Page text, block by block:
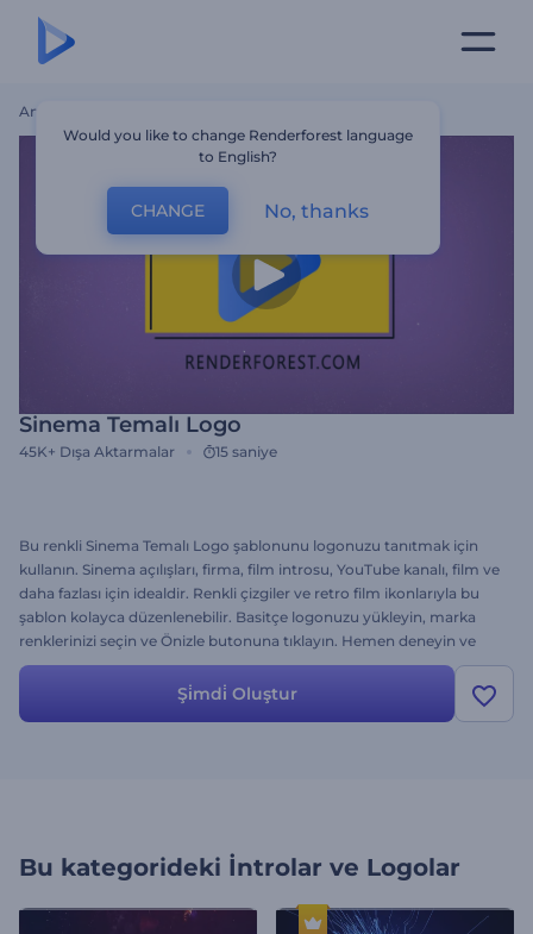
Ana Sayfa
Sinema Temalı Logo
45K+ Dışa Aktarmalar 15 saniye
Bu renkli Sinema Temalı Logo şablonunu logonuzu tanıtmak için
kullanın. Sinema açılışları, firma, film introsu, YouTube kanalı, film ve
daha fazlası için idealdir. Renkli çizgiler ve retro film ikonlarıyla bu
şablon kolayca düzenlenebilir. Basitçe logonuzu yükleyin, marka
renklerinizi seçin ve Önizle butonuna tıklayın. Hemen deneyin ve
Sinema Temalı Logo'nun sizin için neler yapabileceğini görün.
Şi̇mdi̇ Oluştur
Bu kategorideki İntrolar ve Logolar
Would you like to change Renderforest language
to English?
CHANGE No, thanks